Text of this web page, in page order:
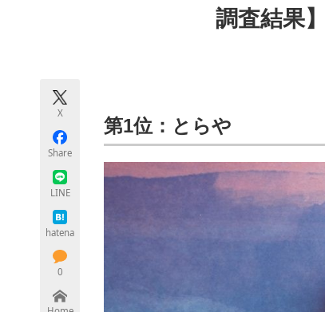
モノづくり技術者専門サイト エ
調査結果】
X
Share
LINE
hatena
0
第1位：とらや